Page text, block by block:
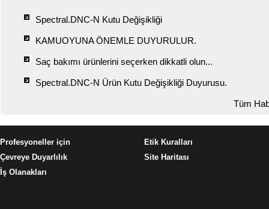
Spectral.DNC-N Kutu Değişikliği
KAMUOYUNA ÖNEMLE DUYURULUR.
Saç bakımı ürünlerini seçerken dikkatli olun...
Spectral.DNC-N Ürün Kutu Değişikliği Duyurusu.
Tüm
Profesyoneller için
Çevreye Duyarlılık
İş Olanakları
Etik Kuralları
Site Haritası